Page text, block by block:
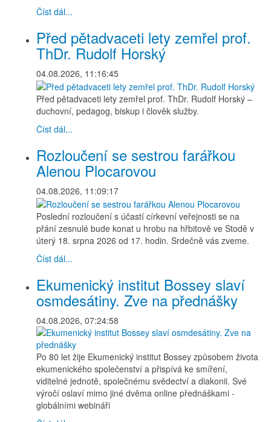
Číst dál...
Před pětadvaceti lety zemřel prof.
ThDr. Rudolf Horský
04.08.2026, 11:16:45
Před pětadvaceti lety zemřel prof. ThDr. Rudolf Horský –
duchovní, pedagog, biskup i člověk služby.
Číst dál...
Rozloučení se sestrou farářkou
Alenou Plocarovou
04.08.2026, 11:09:17
Poslední rozloučení s účastí církevní veřejnosti se na
přání zesnulé bude konat u hrobu na hřbitově ve Stodě v
úterý 18. srpna 2026 od 17. hodin. Srdečně vás zveme.
Číst dál...
Ekumenický institut Bossey slaví
osmdesátiny. Zve na přednášky
04.08.2026, 07:24:58
Po 80 let žije Ekumenický institut Bossey způsobem života
ekumenického společenství a přispívá ke smíření,
viditelné jednotě, společnému svědectví a diakonii. Své
výročí oslaví mimo jiné dvěma online přednáškami -
globálními webináři